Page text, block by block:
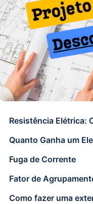
Resistência Elétrica:
Quanto Ganha um
Fuga de Corrente
Fator de
Como fazer uma